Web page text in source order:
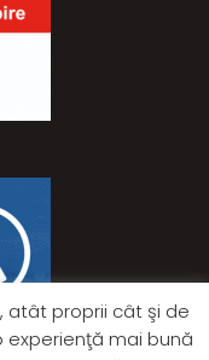
atât proprii cât şi de
experienţă mai bună